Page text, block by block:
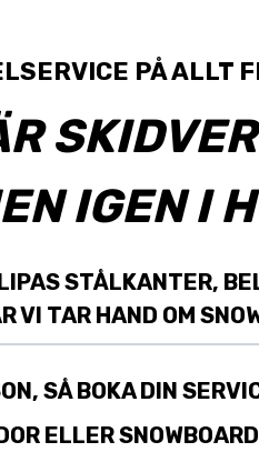
PÅ ALLT
IGEN I
STÅLKANTER,
VI TAR HAND OM
SÅ BOKA DIN
ELLER